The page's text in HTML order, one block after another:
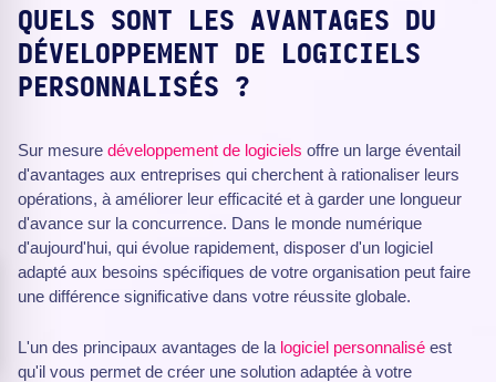
QUELS SONT LES AVANTAGES DU
DÉVELOPPEMENT DE LOGICIELS
PERSONNALISÉS ?
Sur mesure développement de logiciels offre un large éventail
d'avantages aux entreprises qui cherchent à rationaliser leurs
opérations, à améliorer leur efficacité et à garder une longueur
d'avance sur la concurrence. Dans le monde numérique
d'aujourd'hui, qui évolue rapidement, disposer d'un logiciel
adapté aux besoins spécifiques de votre organisation peut faire
une différence significative dans votre réussite globale.
L'un des principaux avantages de la logiciel personnalisé est
qu'il vous permet de créer une solution adaptée à votre